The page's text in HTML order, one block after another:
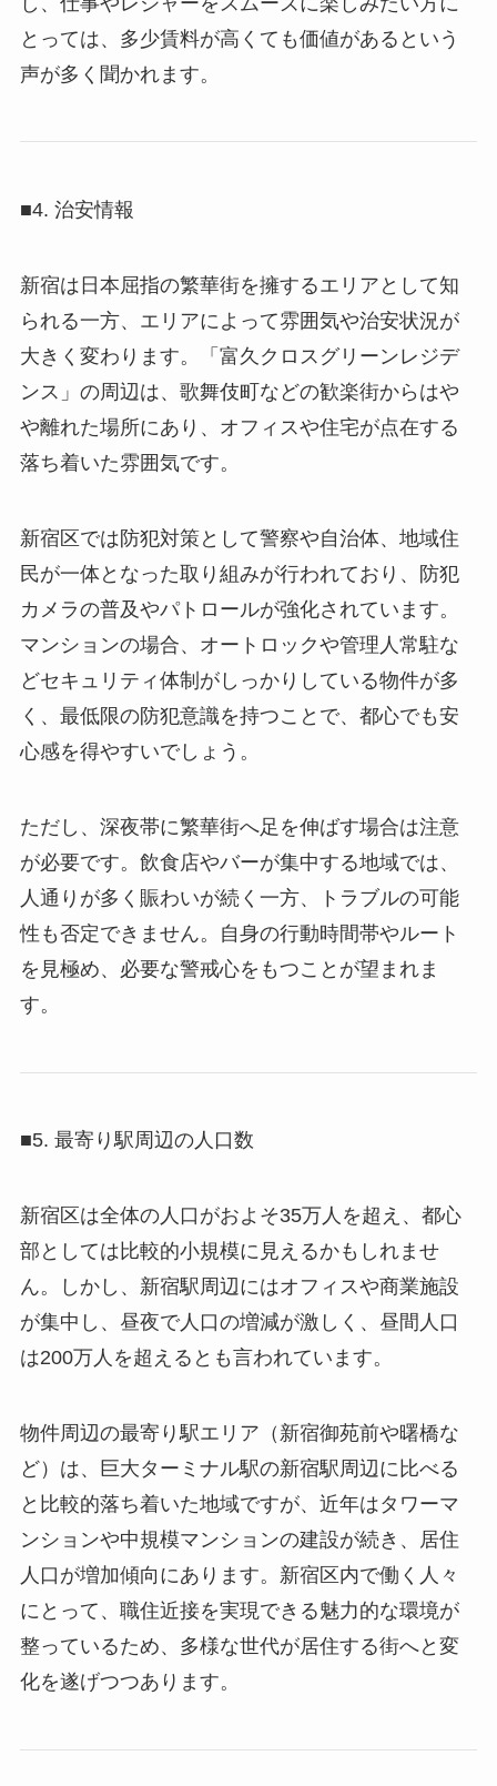
とっては、多少賃料が高くても価値があるという
声が多く聞かれます。
■4. 治安情報
新宿は日本屈指の繁華街を擁するエリアとして知
られる一方、エリアによって雰囲気や治安状況が
大きく変わります。「富久クロスグリーンレジデ
ンス」の周辺は、歌舞伎町などの歓楽街からはや
や離れた場所にあり、オフィスや住宅が点在する
落ち着いた雰囲気です。
新宿区では防犯対策として警察や自治体、地域住
民が一体となった取り組みが行われており、防犯
カメラの普及やパトロールが強化されています。
マンションの場合、オートロックや管理人常駐な
どセキュリティ体制がしっかりしている物件が多
く、最低限の防犯意識を持つことで、都心でも安
心感を得やすいでしょう。
ただし、深夜帯に繁華街へ足を伸ばす場合は注意
が必要です。飲食店やバーが集中する地域では、
人通りが多く賑わいが続く一方、トラブルの可能
性も否定できません。自身の行動時間帯やルート
を見極め、必要な警戒心をもつことが望まれま
す。
■5. 最寄り駅周辺の人口数
新宿区は全体の人口がおよそ35万人を超え、都心
部としては比較的小規模に見えるかもしれませ
ん。しかし、新宿駅周辺にはオフィスや商業施設
が集中し、昼夜で人口の増減が激しく、昼間人口
は200万人を超えるとも言われています。
物件周辺の最寄り駅エリア（新宿御苑前や曙橋な
ど）は、巨大ターミナル駅の新宿駅周辺に比べる
と比較的落ち着いた地域ですが、近年はタワーマ
ンションや中規模マンションの建設が続き、居住
人口が増加傾向にあります。新宿区内で働く人々
にとって、職住近接を実現できる魅力的な環境が
整っているため、多様な世代が居住する街へと変
化を遂げつつあります。